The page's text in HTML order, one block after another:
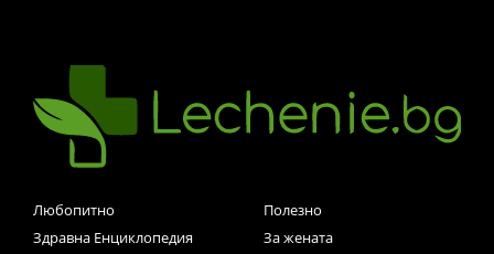
Любопитно
Полезно
Здравна Енциклопедия
За жената